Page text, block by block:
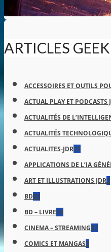
ARTICLES
ACCESSOIRES ET OUTILS
ACTUAL PLAY ET PODCASTS
ACTUALITÉS DE
ACTUALITÉS
ACTUALITES-JDR13
APPLICATIONS DE L’IA
ART ET ILLUSTRATIONS JDR1
BD38
BD – LIVRE24
CINEMA – STREAMING37
COMICS ET MANGAS3